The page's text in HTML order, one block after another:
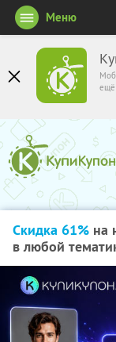
ещё
Меню
Скидка 61% на
в любой